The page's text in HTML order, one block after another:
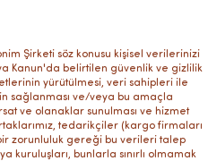
Şirketi söz konusu kişisel verilerinizi
Kanun'da belirtilen güvenlik ve gizlilik
yürütülmesi, veri sahipleri ile
sağlanması ve/veya bu amaçla
ve olanaklar sunulması ve hizmet
tedarikçiler (kargo firmaları
zorunluluk gereği bu verileri talep
kuruluşları, bunlarla sınırlı olmamak